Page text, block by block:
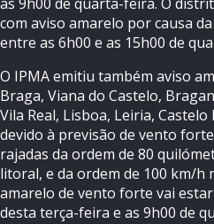
com aviso amarelo por causa
entre as 6h00 e as 15h00 de
O IPMA emitiu também aviso
Braga, Viana do Castelo,
Vila Real, Lisboa, Leiria,
devido à previsão de vento
rajadas da ordem de 80
litoral, e da ordem de 100 km/h
amarelo de vento forte vai
desta terça-feira e as 9h00 de